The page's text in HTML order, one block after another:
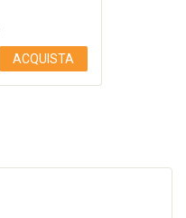
ACQUISTA